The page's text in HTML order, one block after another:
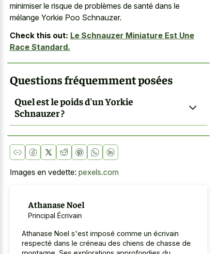
minimiser le risque de problèmes de santé dans le
mélange Yorkie Poo Schnauzer.
Check this out: Le Schnauzer Miniature Est Une
Race Standard.
Questions fréquemment posées
Quel est le poids d'un Yorkie
Schnauzer ?
Images en vedette: pexels.com
Athanase Noel
Principal Écrivain
Athanase Noel s'est imposé comme un écrivain
respecté dans le créneau des chiens de chasse de